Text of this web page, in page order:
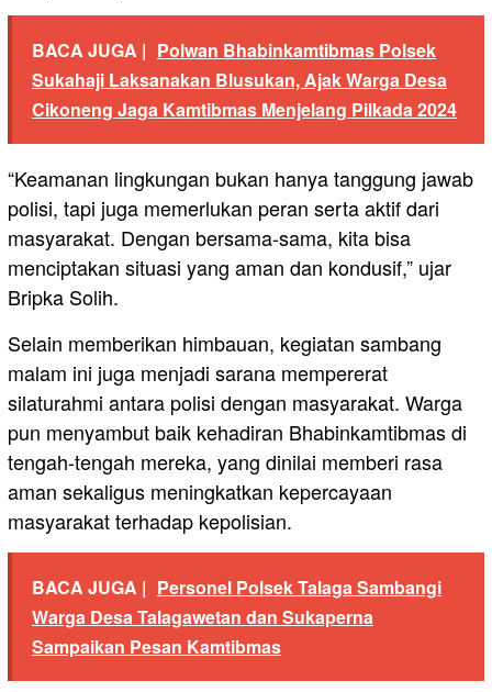
BACA JUGA | Polwan Bhabinkamtibmas Polsek
Sukahaji Laksanakan Blusukan, Ajak Warga Desa
Cikoneng Jaga Kamtibmas Menjelang Pilkada 2024
“Keamanan lingkungan bukan hanya tanggung jawab
polisi, tapi juga memerlukan peran serta aktif dari
masyarakat. Dengan bersama-sama, kita bisa
menciptakan situasi yang aman dan kondusif,” ujar
Bripka Solih.
Selain memberikan himbauan, kegiatan sambang
malam ini juga menjadi sarana mempererat
silaturahmi antara polisi dengan masyarakat. Warga
pun menyambut baik kehadiran Bhabinkamtibmas di
tengah-tengah mereka, yang dinilai memberi rasa
aman sekaligus meningkatkan kepercayaan
masyarakat terhadap kepolisian.
BACA JUGA | Personel Polsek Talaga Sambangi
Warga Desa Talagawetan dan Sukaperna
Sampaikan Pesan Kamtibmas